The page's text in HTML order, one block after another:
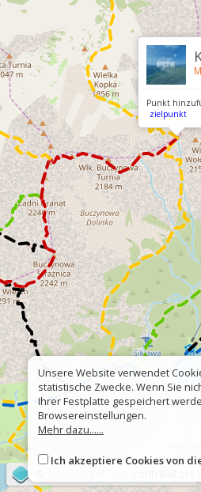
Punkt
zielpunkt
Unsere Website verwendet
statistische Zwecke. Wenn Sie
Ihrer Festplatte gespeichert
Browsereinstellungen.
Mehr dazu......
Ich akzeptiere Cookies von